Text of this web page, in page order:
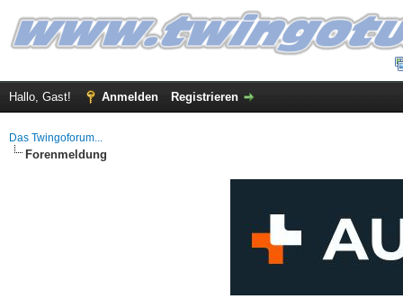
Hallo, Gast! Anmelden Registrieren
Das Twingoforum...
Forenmeldung